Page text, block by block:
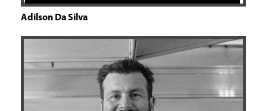
Adilson Da Silva